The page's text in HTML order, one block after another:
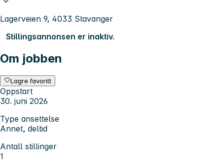
Lagerveien 9, 4033 Stavanger
Stillingsannonsen er inaktiv.
Om jobben
Lagre favoritt
Oppstart
30. juni 2026
Type ansettelse
Annet, deltid
Antall stillinger
1